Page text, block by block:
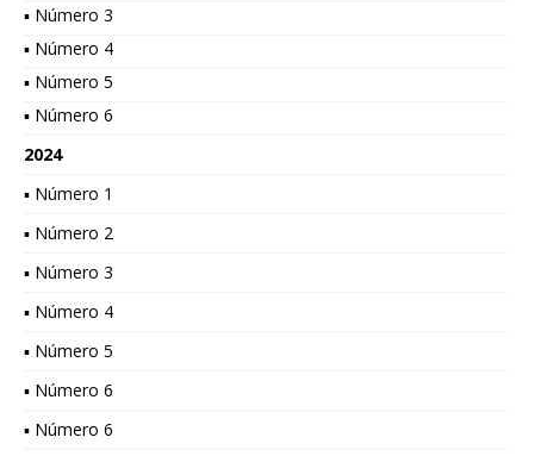
▪ Número 3
▪ Número 4
▪ Número 5
▪ Número 6
2024
▪ Número 1
▪ Número 2
▪ Número 3
▪ Número 4
▪ Número 5
▪ Número 6
▪ Número 6